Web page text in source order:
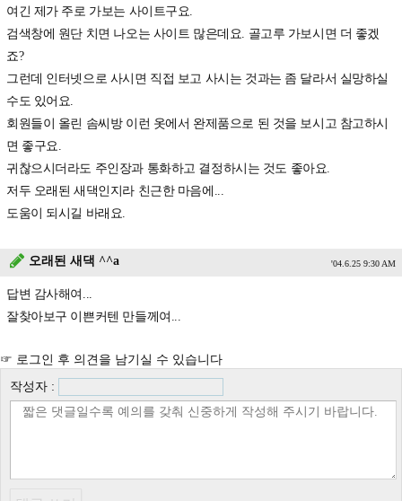
여긴 제가 주로 가보는 사이트구요.
검색창에 원단 치면 나오는 사이트 많은데요. 골고루 가보시면 더 좋겠
죠?
그런데 인터넷으로 사시면 직접 보고 사시는 것과는 좀 달라서 실망하실
수도 있어요.
회원들이 올린 솜씨방 이런 옷에서 완제품으로 된 것을 보시고 참고하시
면 좋구요.
귀찮으시더라도 주인장과 통화하고 결정하시는 것도 좋아요.
저두 오래된 새댁인지라 친근한 마음에...
도움이 되시길 바래요.
오래된 새댁 ^^a '04.6.25 9:30 AM
답변 감사해여...
잘찾아보구 이쁜커텐 만들께여...
☞ 로그인 후 의견을 남기실 수 있습니다
작성자 :